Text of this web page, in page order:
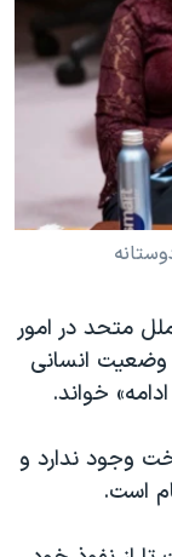
متحد در امور
در بیانیه‌ای وضعیت انسانی
خواند.
وجود ندارد و
است.